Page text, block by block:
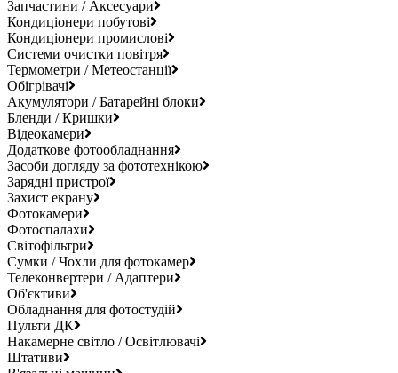
Запчастини / Аксесуари
Кондиціонери побутові
Кондиціонери промислові
Системи очистки повітря
Термометри / Метеостанції
Обігрівачі
Акумулятори / Батарейні блоки
Бленди / Кришки
Відеокамери
Додаткове фотообладнання
Засоби догляду за фототехнікою
Зарядні пристрої
Захист екрану
Фотокамери
Фотоспалахи
Світофільтри
Сумки / Чохли для фотокамер
Телеконвертери / Адаптери
Об'єктиви
Обладнання для фотостудій
Пульти ДК
Накамерне світло / Освітлювачі
Штативи